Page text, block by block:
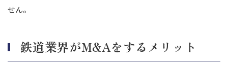
せん。
鉄道業界がM&Aをするメリット